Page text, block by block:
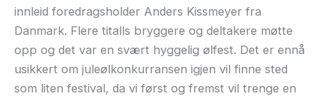
innleid foredragsholder Anders Kissmeyer fra
Danmark. Flere titalls bryggere og deltakere møtte
opp og det var en svært hyggelig ølfest. Det er ennå
usikkert om juleølkonkurransen igjen vil finne sted
som liten festival, da vi først og fremst vil trenge en